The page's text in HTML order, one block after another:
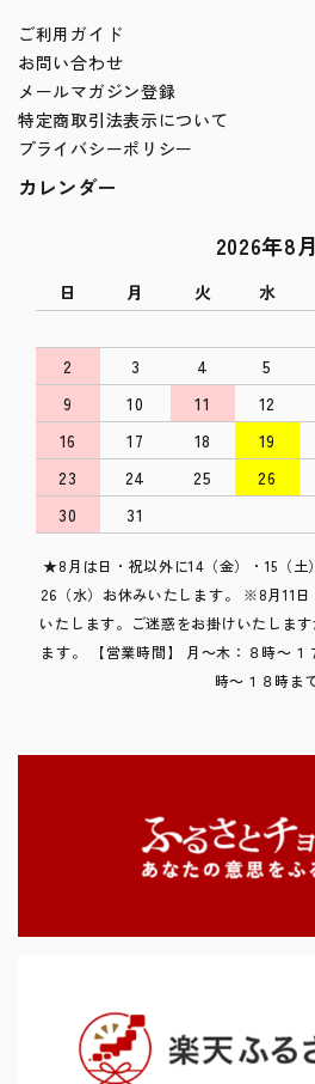
ご利用ガイド
お問い合わせ
メールマガジン登録
特定商取引法表示について
プライバシーポリシー
カレンダー
2026年8月
日 月 火 水
2
3 4 5
9
10 11 12
16
17 18 19
23
24 25 26
30
31
★8月は日・祝以外に14（金）・15（土
26（水）お休みいたします。 ※8月11
いたします。ご迷惑をお掛けいたしま
ます。 【営業時間】 月～木：８時～
時～１８時ま